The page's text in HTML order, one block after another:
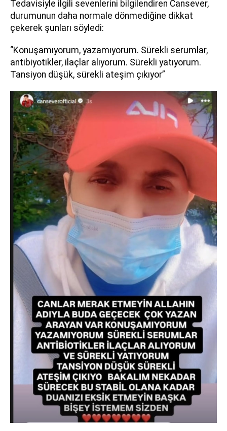
Tedavisiyle ilgili sevenlerini bilgilendiren Cansever,
durumunun daha normale dönmediğine dikkat
çekerek şunları söyledi:
“Konuşamıyorum, yazamıyorum. Sürekli serumlar,
antibiyotikler, ilaçlar alıyorum. Sürekli yatıyorum.
Tansiyon düşük, sürekli ateşim çıkıyor”